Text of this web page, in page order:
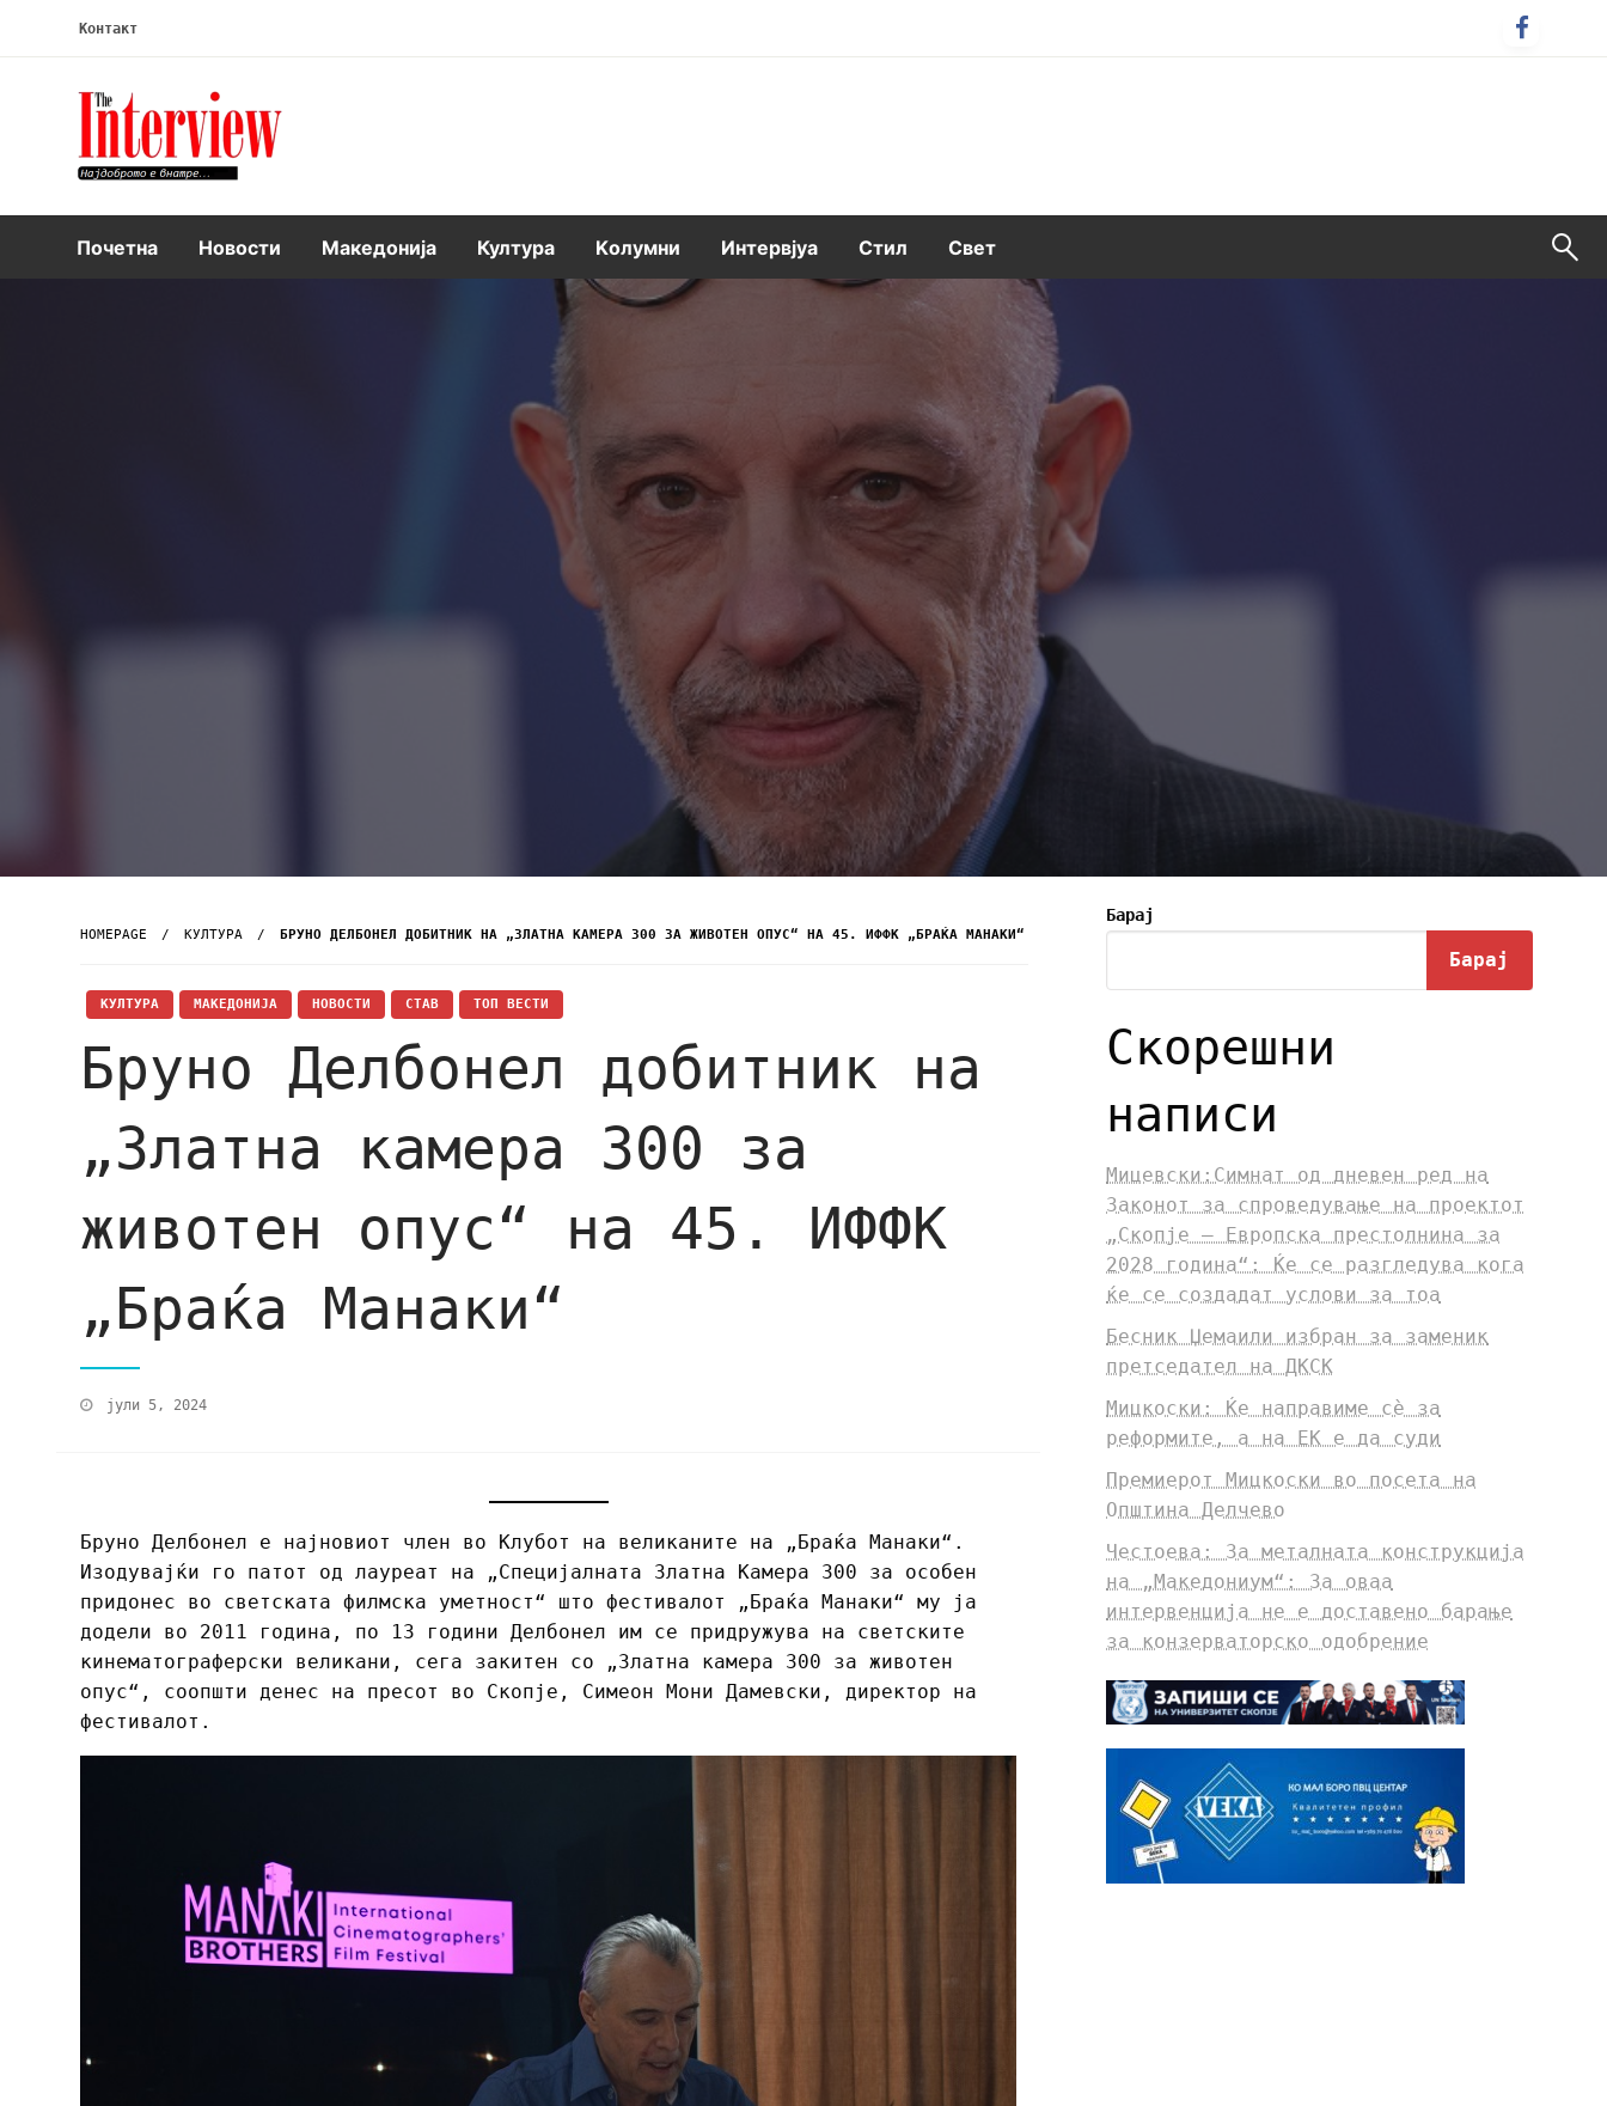
Контакт
Интервју
Почетна Новости Македонија Култура Kолумни Интервјуа Стил Свет
HOMEPAGE КУЛТУРА БРУНО ДЕЛБОНЕЛ ДОБИТНИК НА „ЗЛАТНА КАМЕРА 300 ЗА ЖИВОТЕН ОПУС“ НА 45. ИФФК „БРАЌА МАНАКИ“
КУЛТУРА МАКЕДОНИЈА НОВОСТИ СТАВ ТОП ВЕСТИ
Бруно Делбонел добитник на
„Златна камера 300 за
животен опус“ на 45. ИФФК
„Браќа Манаки“
јули 5, 2024
Бруно Делбонел е најновиот член во Клубот на великаните на „Браќа Манаки“.
Изодувајќи го патот од лауреат на „Специјалната Златна Камера 300 за особен
придонес во светската филмска уметност“ што фестивалот „Браќа Манаки“ му ја
додели во 2011 година, по 13 години Делбонел им се придружува на светските
кинематограферски великани, сега закитен со „Златна камера 300 за животен
опус“, соопшти денес на пресот во Скопје, Симеон Мони Дамевски, директор на
фестивалот.
Барај
Барај
Скорешни
написи
Мицевски:Симнат од дневен ред на
Законот за спроведување на проектот
„Скопје – Европска престолнина за
2028 година“: Ќе се разгледува кога
ќе се создадат услови за тоа
Бесник Џемаили избран за заменик
претседател на ДКСК
Мицкоски: Ќе направиме сè за
реформите, а на ЕК е да суди
Премиерот Мицкоски во посета на
Општина Делчево
Честоева: За металната конструкција
на „Македониум“: За оваа
интервенција не е доставено барање
за конзерваторско одобрение